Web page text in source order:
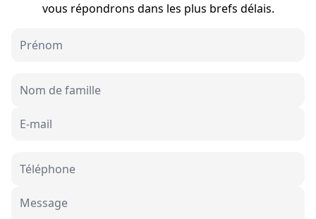
vous répondrons dans les plus brefs délais.